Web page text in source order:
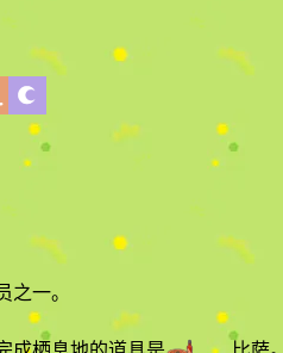
之一。